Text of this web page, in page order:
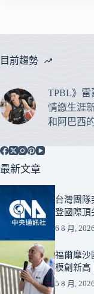
目前趨勢
TPBL》雷
情繳生涯
和阿巴西
最新文章
台灣團
登國際頂
6 8 月, 2026
福爾摩
模創新高
5 8 月, 2026